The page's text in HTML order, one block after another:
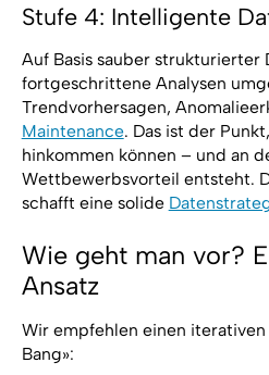
Stufe 4: Intelligente
Auf Basis sauber strukturierter
fortgeschrittene Analysen
Trendvorhersagen,
Maintenance. Das ist der
hinkommen können – und an
Wettbewerbsvorteil entsteht.
schafft eine solide
Wie geht man vor?
Ansatz
Wir empfehlen einen iterativen
Bang»: